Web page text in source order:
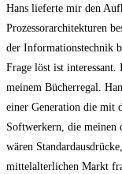
New
Horizons
gibt
…
Hans lieferte mir den
Prozessorarchitekturen
der Informationstechnik
Frage löst ist
meinem Bücherregal.
einer Generation die mit
Softwerkern, die meinen
wären
mittelalterlichen Markt